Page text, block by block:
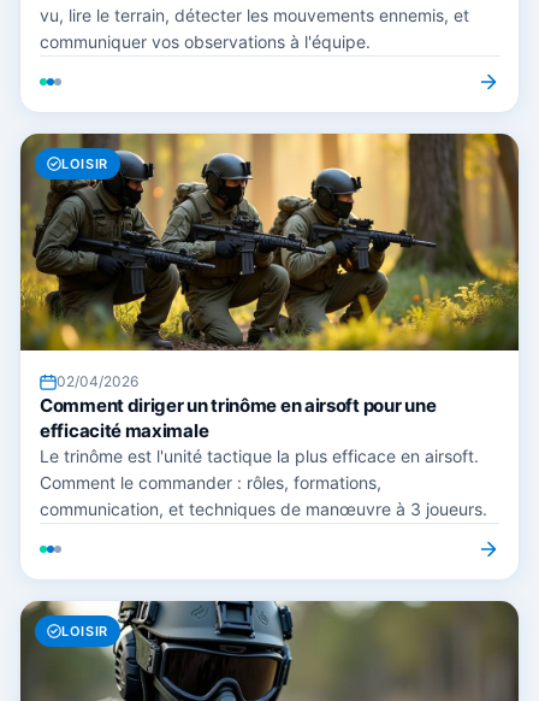
vu, lire le terrain, détecter les mouvements ennemis, et
communiquer vos observations à l'équipe.
LOISIR
02/04/2026
Comment diriger un trinôme en airsoft pour une
efficacité maximale
Le trinôme est l'unité tactique la plus efficace en airsoft.
Comment le commander : rôles, formations,
communication, et techniques de manœuvre à 3 joueurs.
LOISIR